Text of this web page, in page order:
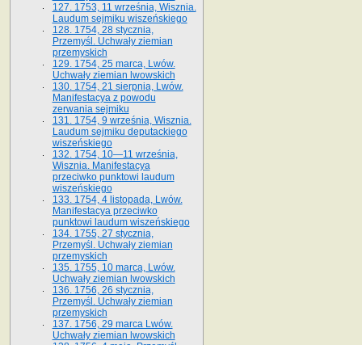
127. 1753, 11 września, Wisznia.
Laudum sejmiku wiszeńskiego
128. 1754, 28 stycznia,
Przemyśl. Uchwały ziemian
przemyskich
129. 1754, 25 marca, Lwów.
Uchwały ziemian lwowskich
130. 1754, 21 sierpnia, Lwów.
Manifestacya z powodu
zerwania sejmiku
131. 1754, 9 września, Wisznia.
Laudum sejmiku deputackiego
wiszeńskiego
132. 1754, 10—11 września,
Wisznia. Manifestacya
przeciwko punktowi laudum
wiszeńskiego
133. 1754, 4 listopada, Lwów.
Manifestacya przeciwko
punktowi laudum wiszeńskiego
134. 1755, 27 stycznia,
Przemyśl. Uchwały ziemian
przemyskich
135. 1755, 10 marca, Lwów.
Uchwały ziemian lwowskich
136. 1756, 26 stycznia,
Przemyśl. Uchwały ziemian
przemyskich
137. 1756, 29 marca Lwów.
Uchwały ziemian lwowskich